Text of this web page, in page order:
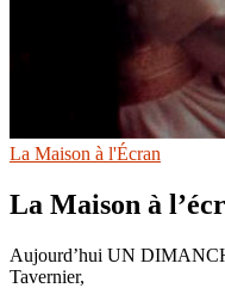
La Maison à l'Écran
La Maison à
Aujourd’hui UN
Tavernier,